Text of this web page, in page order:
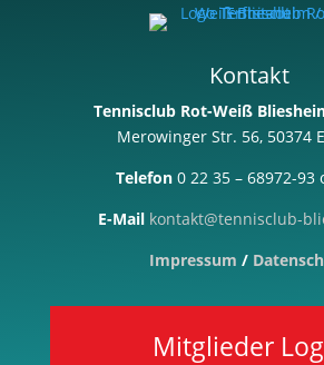
Kontakt
Tennisclub Rot-Weiß
Merowinger Str. 56, 50374
Telefon0 22 35 – 68972-93
E-Mail kontakt@tennisclub-
Impressum /
Mitglieder